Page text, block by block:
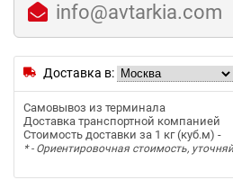
info@avtarkia.com
Доставка в:
Самовывоз из терминала
Доставка транспортной компанией
Стоимость доставки за 1 кг (куб.м) -
* - Ориентировочная стоимость,